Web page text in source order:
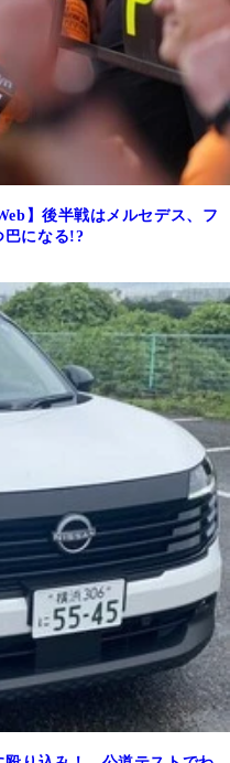
】後半戦はメルセデス、フ
巴になる!?